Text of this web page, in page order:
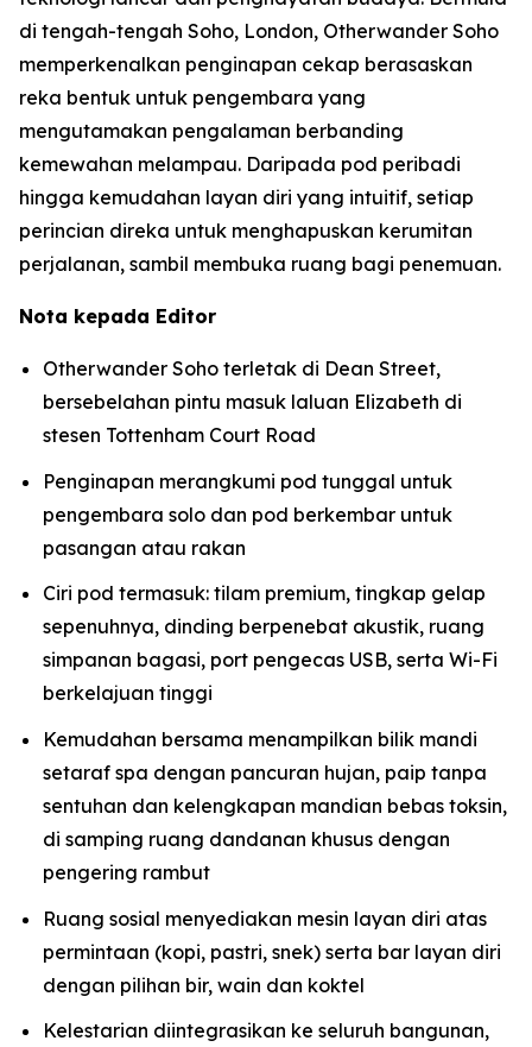
di tengah-tengah Soho, London, Otherwander Soho
memperkenalkan penginapan cekap berasaskan
reka bentuk untuk pengembara yang
mengutamakan pengalaman berbanding
kemewahan melampau. Daripada pod peribadi
hingga kemudahan layan diri yang intuitif, setiap
perincian direka untuk menghapuskan kerumitan
perjalanan, sambil membuka ruang bagi penemuan.
Nota kepada Editor
Otherwander Soho terletak di Dean Street,
bersebelahan pintu masuk laluan Elizabeth di
stesen Tottenham Court Road
Penginapan merangkumi pod tunggal untuk
pengembara solo dan pod berkembar untuk
pasangan atau rakan
Ciri pod termasuk: tilam premium, tingkap gelap
sepenuhnya, dinding berpenebat akustik, ruang
simpanan bagasi, port pengecas USB, serta Wi-Fi
berkelajuan tinggi
Kemudahan bersama menampilkan bilik mandi
setaraf spa dengan pancuran hujan, paip tanpa
sentuhan dan kelengkapan mandian bebas toksin,
di samping ruang dandanan khusus dengan
pengering rambut
Ruang sosial menyediakan mesin layan diri atas
permintaan (kopi, pastri, snek) serta bar layan diri
dengan pilihan bir, wain dan koktel
Kelestarian diintegrasikan ke seluruh bangunan,